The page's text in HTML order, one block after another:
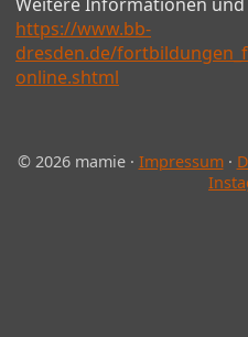
https://www.bb-
dresden.de/
online.shtml
© 2026 mamie · Impressum·